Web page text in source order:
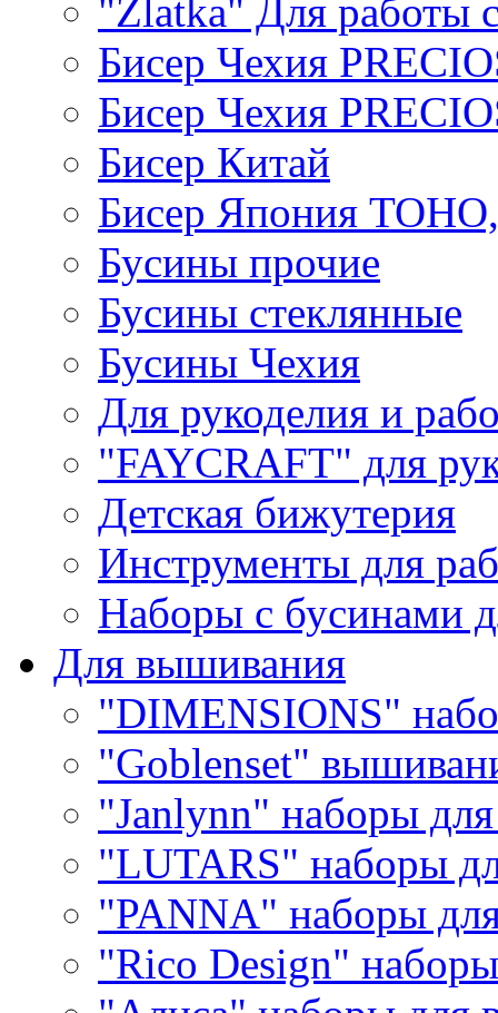
"Zlatka" Для работы
Бисер Чехия
Бисер Чехия
Бисер Китай
Бисер Япония
Бусины прочие
Бусины стеклянные
Бусины Чехия
Для рукоделия и
"FAYCRAFT" для
Детская бижутерия
Инструменты для
Наборы с бусинами
Для вышивания
"DIMENSIONS"
"Goblenset"
"Janlynn" наборы
"LUTARS" наборы
"PANNA" наборы
"Rico Design"